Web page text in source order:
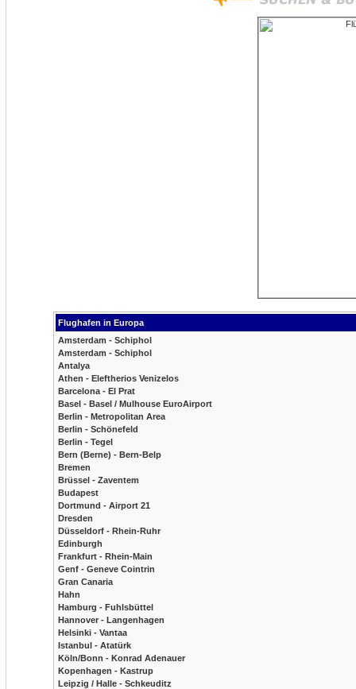
Flughafen in Europa
Amsterdam - Schiphol
Amsterdam - Schiphol
Antalya
Athen - Eleftherios Venizelos
Barcelona - El Prat
Basel - Basel / Mulhouse EuroAirport
Berlin - Metropolitan Area
Berlin - Schönefeld
Berlin - Tegel
Bern (Berne) - Bern-Belp
Bremen
Brüssel - Zaventem
Budapest
Dortmund - Airport 21
Dresden
Düsseldorf - Rhein-Ruhr
Edinburgh
Frankfurt - Rhein-Main
Genf - Geneve Cointrin
Gran Canaria
Hahn
Hamburg - Fuhlsbüttel
Hannover - Langenhagen
Helsinki - Vantaa
Istanbul - Atatürk
Köln/Bonn - Konrad Adenauer
Kopenhagen - Kastrup
Leipzig / Halle - Schkeuditz